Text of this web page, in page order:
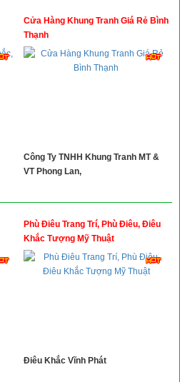
Cửa Hàng Khung Tranh Giá Rẻ Bình
Thạnh
Công Ty TNHH Khung Tranh MT &
VT Phong Lan,
Phù Điêu Trang Trí, Phù Điêu, Điêu
Khắc Tượng Mỹ Thuật
Điêu Khắc Vĩnh Phát